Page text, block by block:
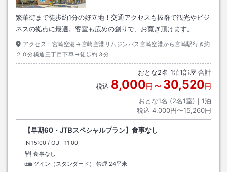
繁華街まで徒歩約1分の好立地！交通アクセスも抜群で観光やビジ
ネスの拠点に最適。客室も広めの創りで、お寛ぎ頂けます。
アクセス： 宮崎空港→宮崎空港リムジンバス宮崎空港から宮崎駅行き約
２０分橘通三丁目下車→徒歩約３分
おとな2名 1泊1部屋 合計
税込 8,000円 〜 30,520円
おとな1名 (2名1室)｜ 1泊
税込 4,000円〜15,260円
【早期60・JTBスペシャルプラン】食事なし
IN チェックイン
15:00 / OUT チェックアウト
11:00
食事なし
ツイン（スタンダード） 禁煙 24平米